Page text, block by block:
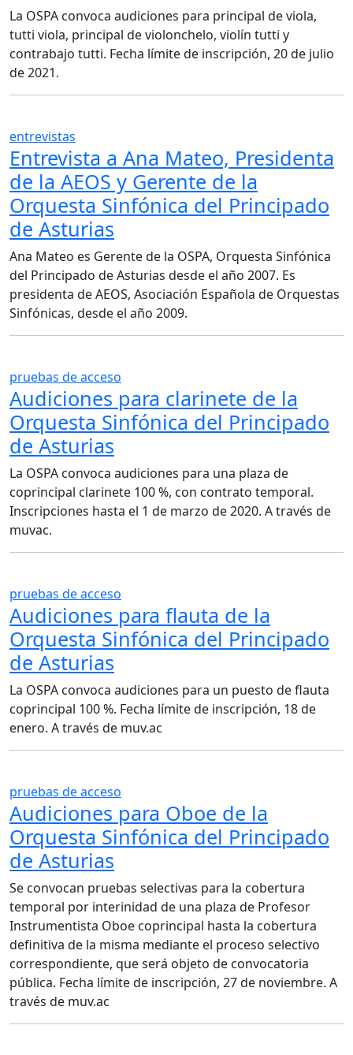
La OSPA convoca audiciones para principal de viola,
tutti viola, principal de violonchelo, violín tutti y
contrabajo tutti. Fecha límite de inscripción, 20 de julio
de 2021.
entrevistas
Entrevista a Ana Mateo, Presidenta
de la AEOS y Gerente de la
Orquesta Sinfónica del Principado
de Asturias
Ana Mateo es Gerente de la OSPA, Orquesta Sinfónica
del Principado de Asturias desde el año 2007. Es
presidenta de AEOS, Asociación Española de Orquestas
Sinfónicas, desde el año 2009.
pruebas de acceso
Audiciones para clarinete de la
Orquesta Sinfónica del Principado
de Asturias
La OSPA convoca audiciones para una plaza de
coprincipal clarinete 100 %, con contrato temporal.
Inscripciones hasta el 1 de marzo de 2020. A través de
muvac.
pruebas de acceso
Audiciones para flauta de la
Orquesta Sinfónica del Principado
de Asturias
La OSPA convoca audiciones para un puesto de flauta
coprincipal 100 %. Fecha límite de inscripción, 18 de
enero. A través de muv.ac
pruebas de acceso
Audiciones para Oboe de la
Orquesta Sinfónica del Principado
de Asturias
Se convocan pruebas selectivas para la cobertura
temporal por interinidad de una plaza de Profesor
Instrumentista Oboe coprincipal hasta la cobertura
definitiva de la misma mediante el proceso selectivo
correspondiente, que será objeto de convocatoria
pública. Fecha límite de inscripción, 27 de noviembre. A
través de muv.ac